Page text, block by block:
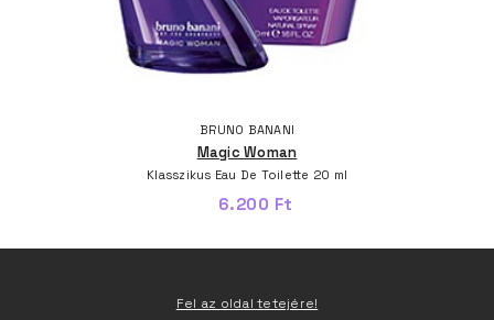
BRUNO BANANI
Magic Woman
Klasszikus Eau De Toilette 20 ml
6.200 Ft
Fel az oldal tetejére!